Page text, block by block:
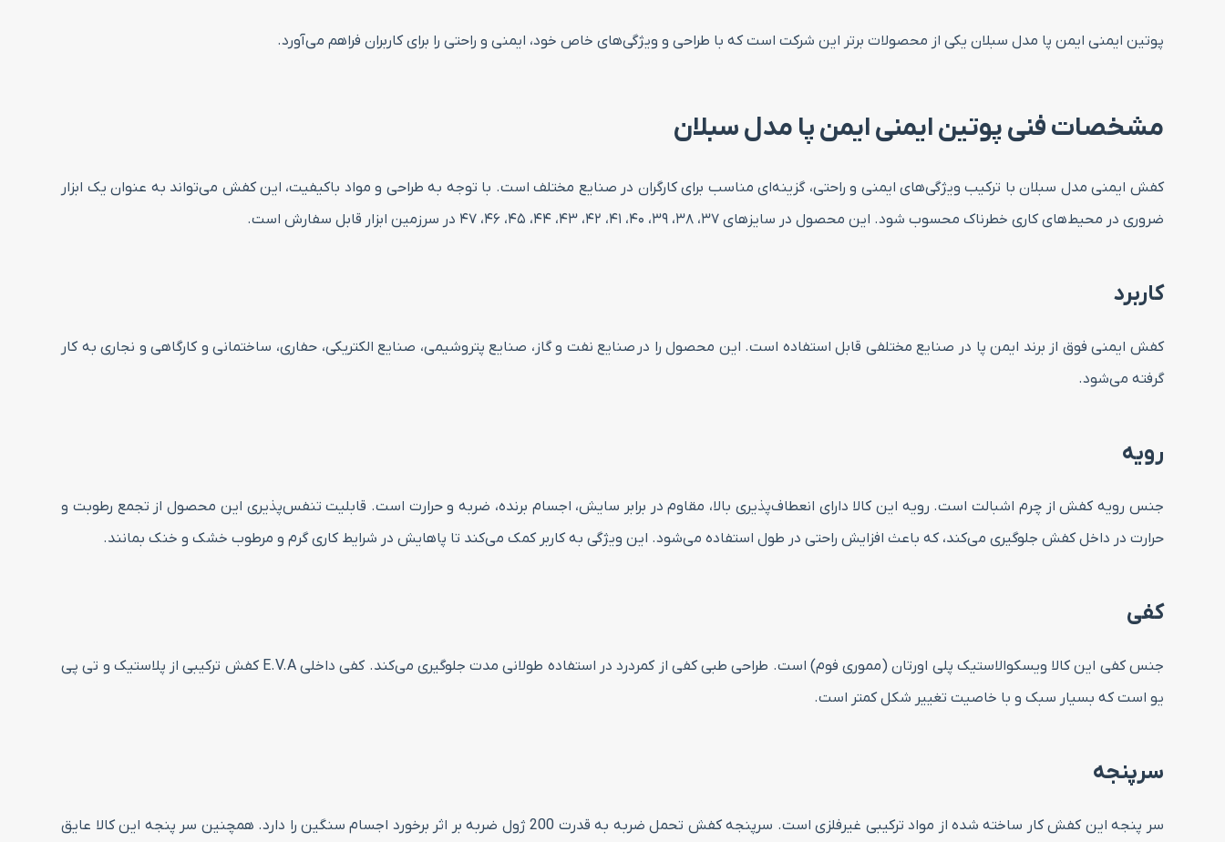
پوتین ایمنی ایمن پا مدل سبلان یکی از محصولات برتر این شرکت است که با طراحی و ویژگی‌های خاص خود، ایمنی و راحتی را برای کاربران فراهم می‌آورد.
مشخصات فنی پوتین ایمنی ایمن پا مدل سبلان
کفش ایمنی مدل سبلان با ترکیب ویژگی‌های ایمنی و راحتی، گزینه‌ای مناسب برای کارگران در صنایع مختلف است. با توجه به طراحی و مواد باکیفیت، این کفش می‌تواند به عنوان یک ابزار
ضروری در محیط‌های کاری خطرناک محسوب شود. این محصول در سایزهای ۳۷، ۳۸، ۳۹، ۴۰، ۴۱، ۴۲، ۴۳، ۴۴، ۴۵، ۴۶، ۴۷ در سرزمین ابزار قابل سفارش است.
کاربرد
کفش ایمنی فوق از برند ایمن پا در صنایع مختلفی قابل استفاده است. این محصول را در صنایع نفت و گاز، صنایع پتروشیمی، صنایع الکتریکی، حفاری، ساختمانی و کارگاهی و نجاری به کار
گرفته می‌شود.
رویه
جنس رویه کفش از چرم اشبالت است. رویه این کالا دارای انعطاف‌پذیری بالا، مقاوم در برابر سایش، اجسام برنده، ضربه و حرارت است. قابلیت تنفس‌پذیری این محصول از تجمع رطوبت و
حرارت در داخل کفش جلوگیری می‌کند، که باعث افزایش راحتی در طول استفاده می‌شود. این ویژگی به کاربر کمک می‌کند تا پاهایش در شرایط کاری گرم و مرطوب خشک و خنک بمانند.
کفی
جنس کفی این کالا ویسکوالاستیک پلی اورتان (مموری فوم) است. طراحی طبی کفی از کمردرد در استفاده طولانی مدت جلوگیری می‌کند. کفی داخلی E.V.A کفش ترکیبی از پلاستیک و تی پی
یو است که بسیار سبک و با خاصیت تغییر شکل کمتر است.
سرپنجه
سر پنجه این کفش کار ساخته شده از مواد ترکیبی غیرفلزی است. سرپنجه کفش تحمل ضربه به قدرت 200 ژول ضربه بر اثر برخورد اجسام سنگین را دارد. همچنین سر پنجه این کالا عایق